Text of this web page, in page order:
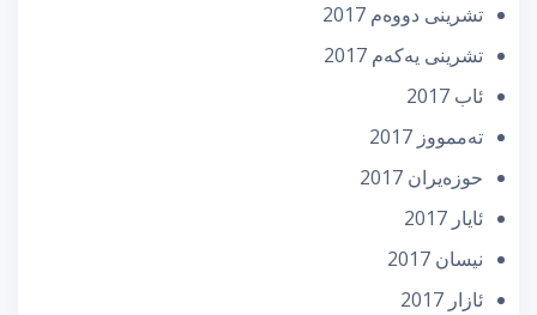
تشرینی دووه‌م 2017
تشرینی یه‌كه‌م 2017
ئاب 2017
تەممووز 2017
حوزه‌یران 2017
ئایار 2017
نیسان 2017
ئازار 2017